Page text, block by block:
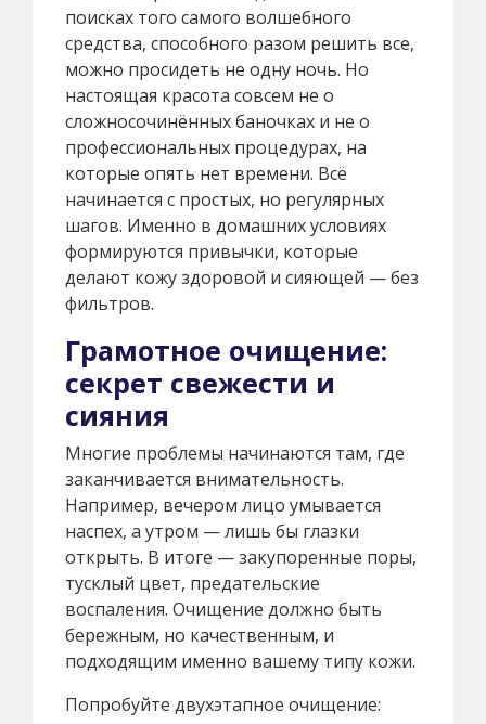
поисках того самого волшебного
средства, способного разом решить все,
можно просидеть не одну ночь. Но
настоящая красота совсем не о
сложносочинённых баночках и не о
профессиональных процедурах, на
которые опять нет времени. Всё
начинается с простых, но регулярных
шагов. Именно в домашних условиях
формируются привычки, которые
делают кожу здоровой и сияющей — без
фильтров.
Грамотное очищение:
секрет свежести и
сияния
Многие проблемы начинаются там, где
заканчивается внимательность.
Например, вечером лицо умывается
наспех, а утром — лишь бы глазки
открыть. В итоге — закупоренные поры,
тусклый цвет, предательские
воспаления. Очищение должно быть
бережным, но качественным, и
подходящим именно вашему типу кожи.
Попробуйте двухэтапное очищение: